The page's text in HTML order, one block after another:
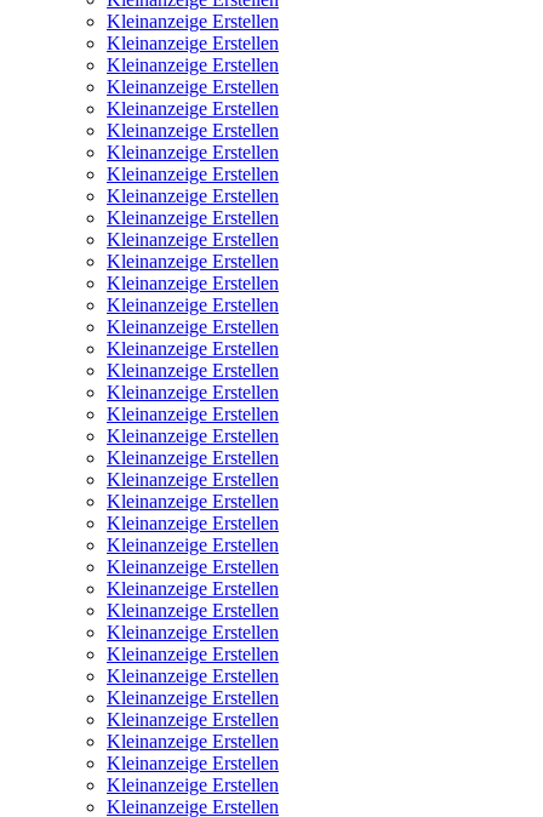
Kleinanzeige Erstellen
Kleinanzeige Erstellen
Kleinanzeige Erstellen
Kleinanzeige Erstellen
Kleinanzeige Erstellen
Kleinanzeige Erstellen
Kleinanzeige Erstellen
Kleinanzeige Erstellen
Kleinanzeige Erstellen
Kleinanzeige Erstellen
Kleinanzeige Erstellen
Kleinanzeige Erstellen
Kleinanzeige Erstellen
Kleinanzeige Erstellen
Kleinanzeige Erstellen
Kleinanzeige Erstellen
Kleinanzeige Erstellen
Kleinanzeige Erstellen
Kleinanzeige Erstellen
Kleinanzeige Erstellen
Kleinanzeige Erstellen
Kleinanzeige Erstellen
Kleinanzeige Erstellen
Kleinanzeige Erstellen
Kleinanzeige Erstellen
Kleinanzeige Erstellen
Kleinanzeige Erstellen
Kleinanzeige Erstellen
Kleinanzeige Erstellen
Kleinanzeige Erstellen
Kleinanzeige Erstellen
Kleinanzeige Erstellen
Kleinanzeige Erstellen
Kleinanzeige Erstellen
Kleinanzeige Erstellen
Kleinanzeige Erstellen
Kleinanzeige Erstellen